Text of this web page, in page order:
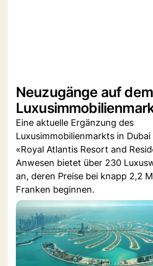
Neuzugänge auf dem
Eine aktuelle Ergänzung des
Luxusimmobilienmarkts in Dubai
«Royal Atlantis Resort and
Anwesen bietet über 230
an, deren Preise bei knapp 2,2
Franken beginnen.